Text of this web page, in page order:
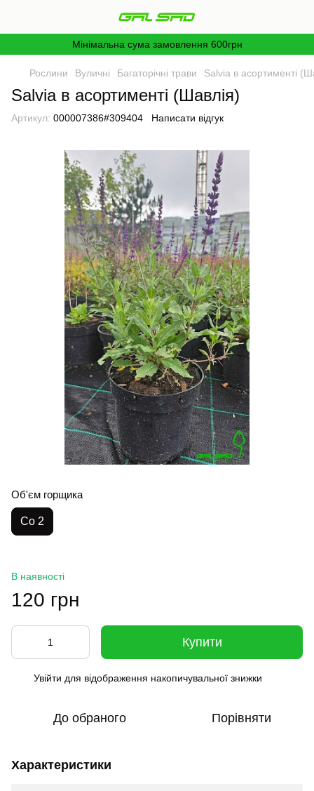
Мінімальна сума замовлення 600грн
Рослини Вуличні Багаторічні трави Salvia в асортименті
Salvia в асортименті (Шавлія)
Артикул: 000007386#309404 Написати відгук
Об'єм горщика
Co 2
В наявності
120 грн
Купити
Увійти для відображення накопичувальної знижки
До обраного Порівняти
Характеристики